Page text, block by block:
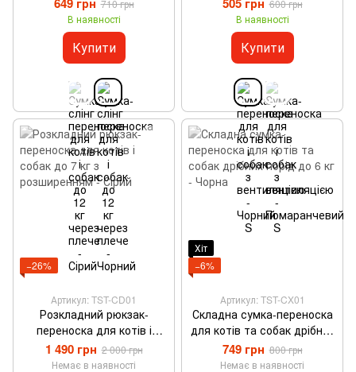
710 грн
В наявності
Купити
600 грн
В наявності
Купити
−26%
Артикул: TST-CD01
Розкладний рюкзак-
переноска для котів і
собак до 7 кг з
розширенням - Сірий
1 490 грн 2 000 грн
Немає в наявності
Хіт
−6%
Артикул: TST-CX01
Складна сумка-переноска
для котів та собак дрібних
порід до 6 кг - Чорна
749 грн 800 грн
Немає в наявності